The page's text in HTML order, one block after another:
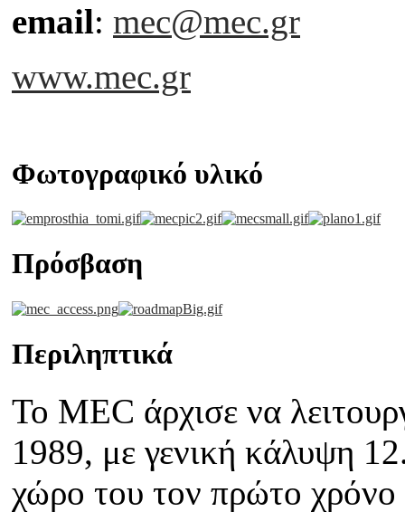
email: mec@mec.gr
www.mec.gr
Φωτογραφικό υλικό
Πρόσβαση
Περιληπτικά
To MEC άρχισε να
1989, με γενική κάλυψη
χώρο του τον πρώτο